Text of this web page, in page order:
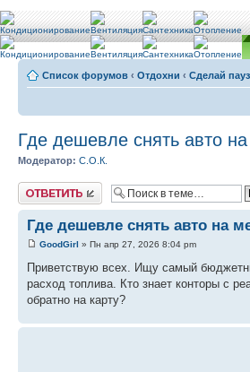
Список форумов ‹ Отдохни ‹ Сделай
Где дешевле снять авто
Модератор: С.О.К.
Ответить
Где дешевле снять авто на
GoodGirl » Пн апр 27, 2026 8:04 pm
Приветствую всех. Ищу самый
расход топлива. Кто знает конторы с
обратно на карту?